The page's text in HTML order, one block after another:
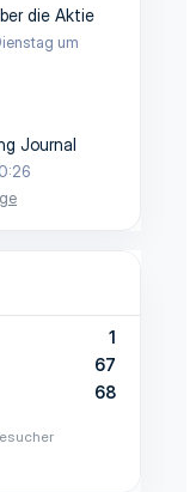
die Aktie
um
Journal
1
67
68